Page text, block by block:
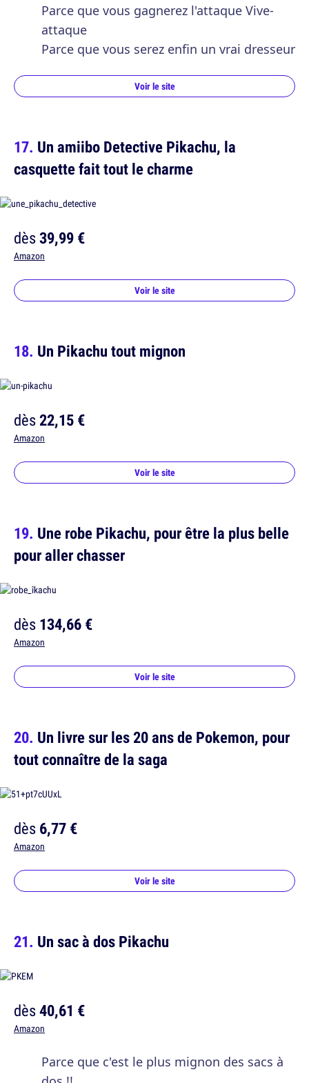
Parce que vous gagnerez l'attaque Vive-
attaque
Parce que vous serez enfin un vrai dresseur
Voir le site
Un amiibo Detective Pikachu, la
casquette fait tout le charme
dès39,99 €
Amazon
Voir le site
Un Pikachu tout mignon
dès22,15 €
Amazon
Voir le site
Une robe Pikachu, pour être la plus belle
pour aller chasser
dès134,66 €
Amazon
Voir le site
Un livre sur les 20 ans de Pokemon, pour
tout connaître de la saga
dès6,77 €
Amazon
Voir le site
Un sac à dos Pikachu
dès40,61 €
Amazon
Parce que c'est le plus mignon des sacs à